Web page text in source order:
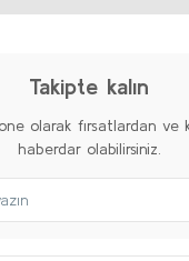
Takipte kalın
olarak fırsatlardan ve
haberdar olabilirsiniz.